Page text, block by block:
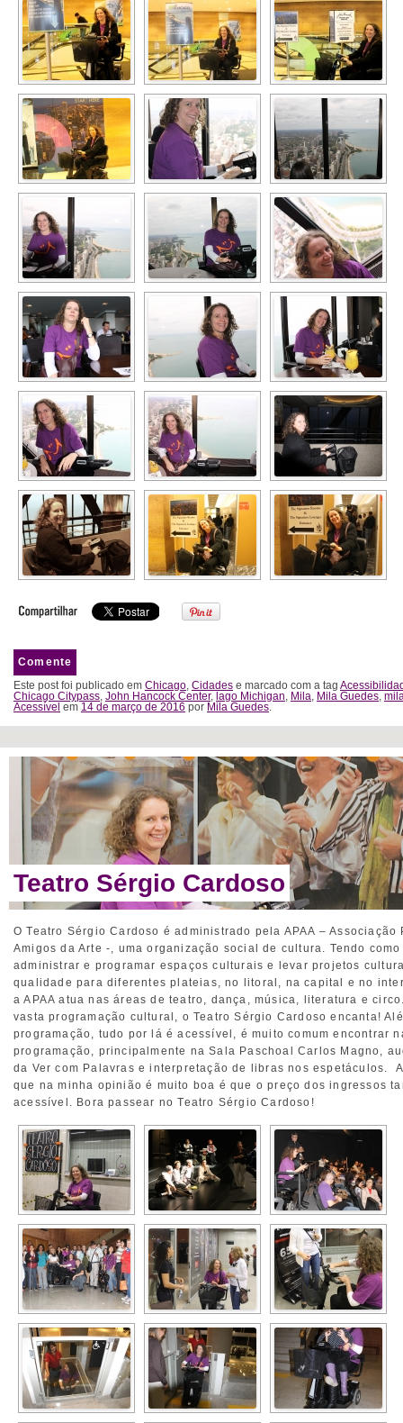
Comente
Este post foi publicado em Chicago, Cidades e marcado com a tag
Chicago Citypass, John Hancock Center, lago Michigan, Mila, Mila Guedes,
Acessível em 14 de março de 2016 por Mila Guedes.
Teatro Sérgio Cardoso
O Teatro Sérgio Cardoso é administrado pela APAA – Associação
Amigos da Arte -, uma organização social de cultura. Tendo
administrar e programar espaços culturais e levar projetos
qualidade para diferentes plateias, no litoral, na capital e no
a APAA atua nas áreas de teatro, dança, música, literatura e
vasta programação cultural, o Teatro Sérgio Cardoso encanta!
programação, tudo por lá é acessível, é muito comum encontrar
programação, principalmente na Sala Paschoal Carlos Magno,
da Ver com Palavras e interpretação de libras nos espetáculos.
que na minha opinião é muito boa é que o preço dos ingressos
acessível. Bora passear no Teatro Sérgio Cardoso!